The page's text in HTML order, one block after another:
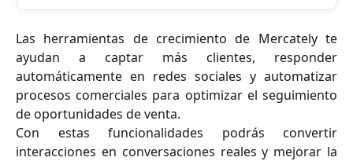
Las herramientas de crecimiento de Mercately te
ayudan a captar más clientes, responder
automáticamente en redes sociales y automatizar
procesos comerciales para optimizar el seguimiento
de oportunidades de venta.
Con estas funcionalidades podrás convertir
interacciones en conversaciones reales y mejorar la